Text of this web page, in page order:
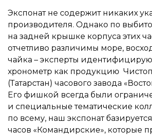
Экспонат не содержит никаких
производителя. Однако по
на задней крышке корпуса этих
отчетливо различимы море,
чайка – эксперты
хронометр как продукцию
(Татарстан) часового завода
Его фишкой всегда были
и специальные тематические
по всему, наш экспонат
часов «Командирские», которые